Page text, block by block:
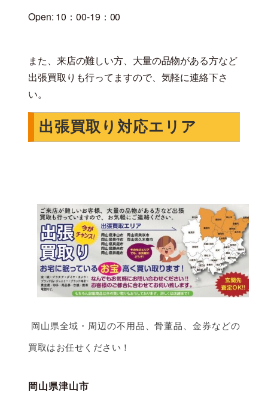
Open: 10：00-19：00
また、来店の難しい方、大量の品物がある方など
出張買取りも行ってますので、気軽に連絡下さ
い。
出張買取り対応エリア
岡山県全域・周辺の不用品、骨董品、金券などの
買取はお任せください！
岡山県津山市